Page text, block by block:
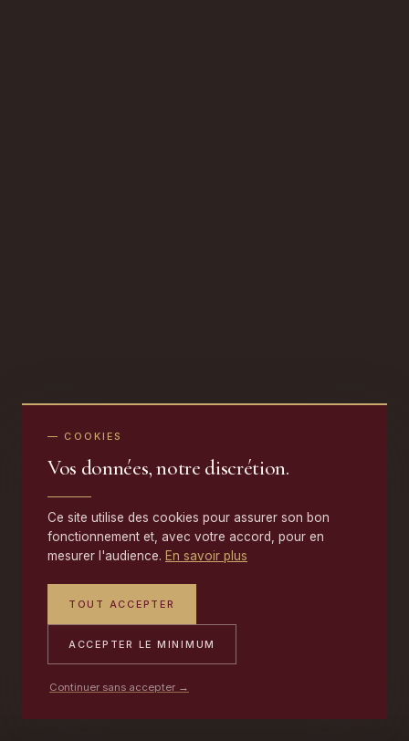
— COOKIES
Vos données, notre discrétion.
Ce site utilise des cookies pour assurer son bon
fonctionnement et, avec votre accord, pour en
mesurer l'audience. En savoir plus
TOUT ACCEPTER
ACCEPTER LE MINIMUM
Continuer sans accepter →